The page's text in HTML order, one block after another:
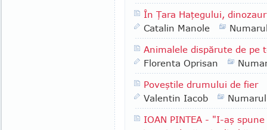
În Ţara Haţegului,
Catalin Manole
Animalele dispărute de pe
Florenta Oprisan
Poveştile drumului de fier
Valentin Iacob
IOAN PINTEA - "I-aş